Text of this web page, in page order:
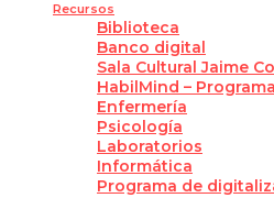
Recursos
Biblioteca
Banco digital
Sala Cultural Jaime
HabilMind –
Enfermería
Psicología
Laboratorios
Informática
Programa de